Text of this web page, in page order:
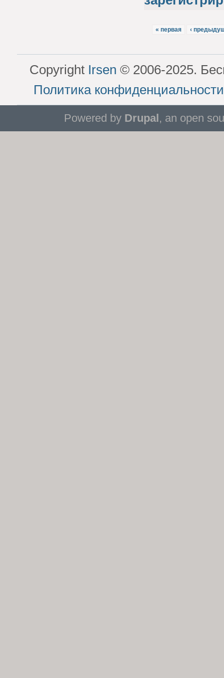
« первая ‹
Copyright Irsen © 2006-2025.
Политика
Powered by Drupal, an open